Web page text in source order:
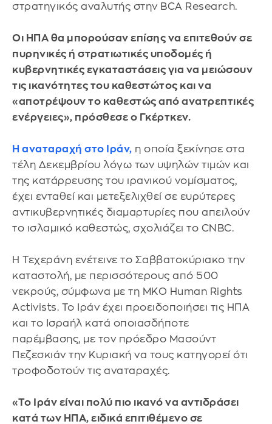
στρατηγικός αναλυτής στην BCA Research.
Οι ΗΠΑ θα μπορούσαν επίσης να επιτεθούν σε
πυρηνικές ή στρατιωτικές υποδομές ή
κυβερνητικές εγκαταστάσεις για να μειώσουν
τις ικανότητες του καθεστώτος και να
«αποτρέψουν το καθεστώς από ανατρεπτικές
ενέργειες», πρόσθεσε ο Γκέρτκεν.
Η αναταραχή στο Ιράν, η οποία ξεκίνησε στα
τέλη Δεκεμβρίου λόγω των υψηλών τιμών και
της κατάρρευσης του ιρανικού νομίσματος,
έχει ενταθεί και μετεξελιχθεί σε ευρύτερες
αντικυβερνητικές διαμαρτυρίες που απειλούν
το ισλαμικό καθεστώς, σχολιάζει το CNBC.
Η Τεχεράνη ενέτεινε το Σαββατοκύριακο την
καταστολή, με περισσότερους από 500
νεκρούς, σύμφωνα με τη ΜΚΟ Human Rights
Activists. Το Ιράν έχει προειδοποιήσει τις ΗΠΑ
και το Ισραήλ κατά οποιασδήποτε
παρέμβασης, με τον πρόεδρο Μασούντ
Πεζεσκιάν την Κυριακή να τους κατηγορεί ότι
τροφοδοτούν τις αναταραχές.
«Το Ιράν είναι πολύ πιο ικανό να αντιδράσει
κατά των ΗΠΑ, ειδικά επιτιθέμενο σε